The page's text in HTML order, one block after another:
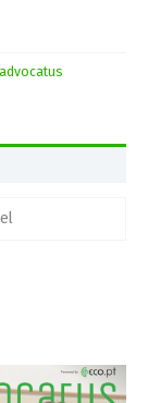
advocatus
product